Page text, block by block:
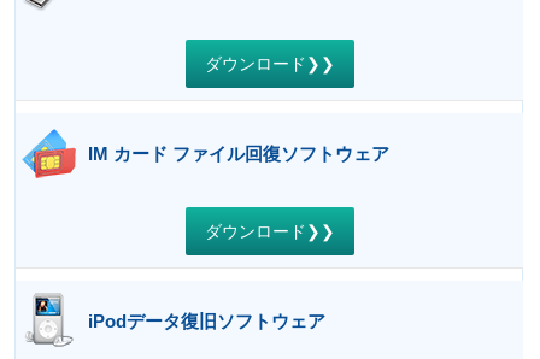
ダウンロード❯❯
IM カード ファイル回復ソフトウェア
ダウンロード❯❯
iPodデータ復旧ソフトウェア